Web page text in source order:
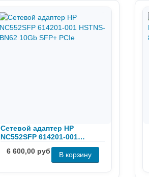
Сетевой адаптер HP
NC552SFP 614201-001
HSTNS-BN62 10Gb SFP+ PCIe
6 600,00 руб